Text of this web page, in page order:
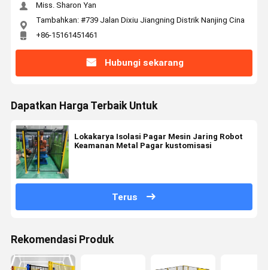
Miss. Sharon Yan
Tambahkan: #739 Jalan Dixiu Jiangning Distrik Nanjing Cina
+86-15161451461
Hubungi sekarang
Dapatkan Harga Terbaik Untuk
Lokakarya Isolasi Pagar Mesin Jaring Robot
Keamanan Metal Pagar kustomisasi
Terus
Rekomendasi Produk